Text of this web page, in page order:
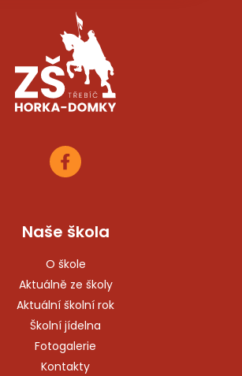
Naše škola
O škole
Aktuálně ze školy
Aktuální školní rok
Školní jídelna
Fotogalerie
Kontakty